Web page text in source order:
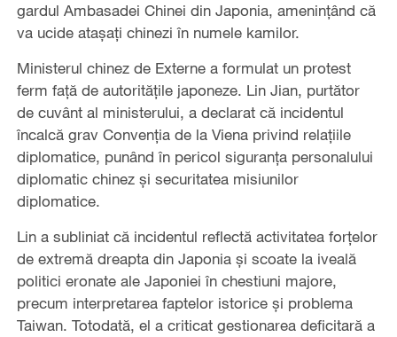
gardul Ambasadei Chinei din Japonia, amenințând că
va ucide atașați chinezi în numele kamilor.
Ministerul chinez de Externe a formulat un protest
ferm față de autoritățile japoneze. Lin Jian, purtător
de cuvânt al ministerului, a declarat că incidentul
încalcă grav Convenția de la Viena privind relațiile
diplomatice, punând în pericol siguranța personalului
diplomatic chinez și securitatea misiunilor
diplomatice.
Lin a subliniat că incidentul reflectă activitatea forțelor
de extremă dreapta din Japonia și scoate la iveală
politici eronate ale Japoniei în chestiuni majore,
precum interpretarea faptelor istorice și problema
Taiwan. Totodată, el a criticat gestionarea deficitară a